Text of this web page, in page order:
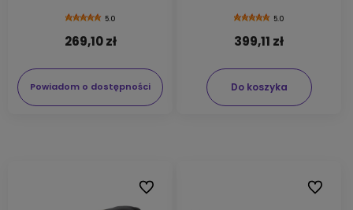
5.0
269,10 zł
Powiadom o dostępności
5.0
399,11 zł
Do koszyka
Do ulubionych Do